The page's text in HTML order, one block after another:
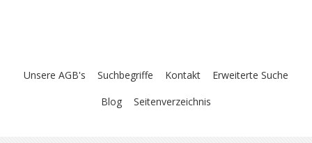
Unsere AGB's Suchbegriffe Kontakt
Erweiterte Suche
Blog
Seitenverzeichnis